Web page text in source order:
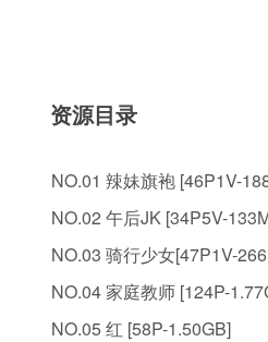
资源目录
NO.01 辣妹旗袍 [46P1V-
NO.02 午后JK [34P5V-
NO.03 骑行少女[47P1V-
NO.04 家庭教师 [124P-
NO.05 红 [58P-1.50GB]